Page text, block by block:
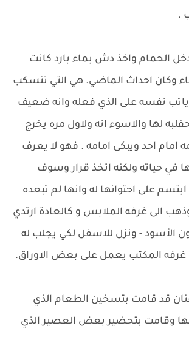
.
الحمام واخذ دش بماء بارد كانت
وكان احداث الماضي. هي التي تنسكب
نفسه على الذي فعله وانه ضعيف
لها والاسوء انه ولاول مره يخرج
امام احد ويبكى امامه . فهو لا يعرف
في حياته ولكنه اتخذ قرار وسوف
على احتوائها له وانها لم تبعده
الى غرفه الملابس و كالعادة ارتدي
الأسود - ونزل للاسفل لكي يجلب له
غرفه المكتب يعمل على بعض الاوراق.
قد قامت بتسخين الطعام الذي
وقامت بتحضير بعض العصير الذي